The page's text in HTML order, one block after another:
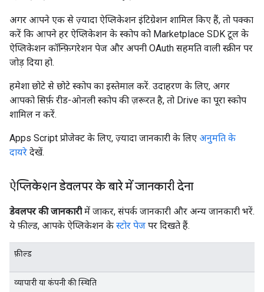
अगर आपने एक से ज़्यादा ऐप्लिकेशन इंटिग्रेशन शामिल किए हैं, तो पक्का
करें कि आपने हर ऐप्लिकेशन के स्कोप को Marketplace SDK टूल के
ऐप्लिकेशन कॉन्फ़िगरेशन पेज और अपनी OAuth सहमति वाली स्क्रीन पर
जोड़ दिया हो.
हमेशा छोटे से छोटे स्कोप का इस्तेमाल करें. उदाहरण के लिए, अगर
आपको सिर्फ़ रीड-ओनली स्कोप की ज़रूरत है, तो Drive का पूरा स्कोप
शामिल न करें.
Apps Script प्रोजेक्ट के लिए, ज़्यादा जानकारी के लिए अनुमति के
दायरे देखें.
ऐप्लिकेशन डेवलपर के बारे में जानकारी देना
डेवलपर की जानकारीमें जाकर, संपर्क जानकारी और अन्य जानकारी भरें.
ये फ़ील्ड, आपके ऐप्लिकेशन के स्टोर पेज पर दिखते हैं.
फ़ील्ड
व्यापारी या कंपनी की स्थिति